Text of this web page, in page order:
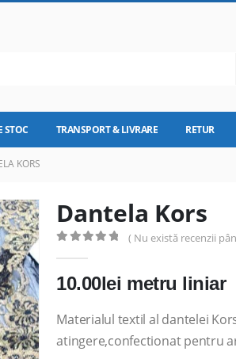
STOC TRANSPORT & LIVRARE RETUR
KORS
Dantela Kors
( Nu există recenzii
10.00lei metru liniar
Materialul textil al dantelei
atingere,confectionat pentru